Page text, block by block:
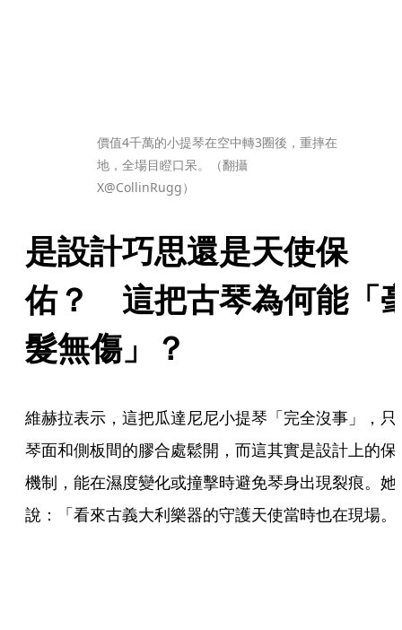
價值4千萬的小提琴在空中轉3圈後，重摔在
地，全場目瞪口呆。（翻攝
X@CollinRugg）
是設計巧思還是天使保
佑？　這把古琴為何能「
髮無傷」？
維赫拉表示，這把瓜達尼尼小提琴「完全沒事」，只
琴面和側板間的膠合處鬆開，而這其實是設計上的保
機制，能在濕度變化或撞擊時避免琴身出現裂痕。她
說：「看來古義大利樂器的守護天使當時也在現場。